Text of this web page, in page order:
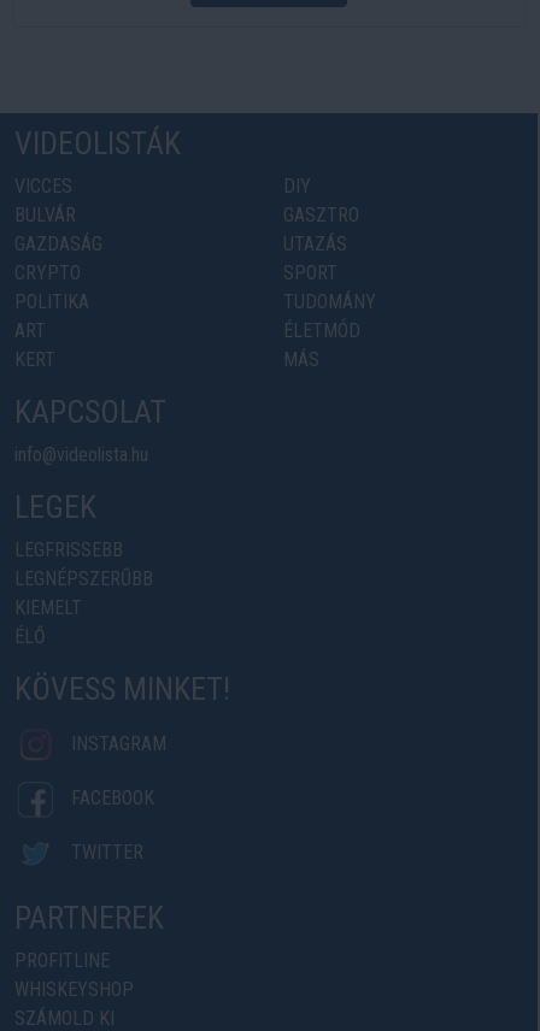
VIDEOLISTÁK
VICCES
BULVÁR
GAZDASÁG
CRYPTO
POLITIKA
ART
KERT
DIY
GASZTRO
UTAZÁS
SPORT
TUDOMÁNY
ÉLETMÓD
MÁS
KAPCSOLAT
info@videolista.hu
LEGEK
LEGFRISSEBB
LEGNÉPSZERŰBB
KIEMELT
ÉLŐ
KÖVESS MINKET!
INSTAGRAM
FACEBOOK
TWITTER
PARTNEREK
PROFITLINE
WHISKEYSHOP
SZÁMOLD KI